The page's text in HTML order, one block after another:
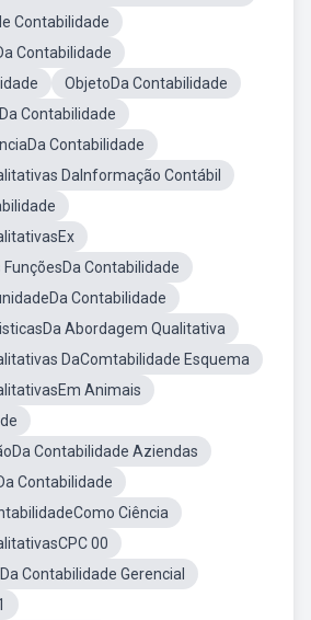
Contabilidade
Contabilidade
ObjetoDa Contabilidade
Contabilidade
Contabilidade
DaInformação Contábil
Contabilidade
Contabilidade
Abordagem Qualitativa
DaComtabilidade Esquema
Animais
Contabilidade Aziendas
Contabilidade
Ciência
00
Contabilidade Gerencial